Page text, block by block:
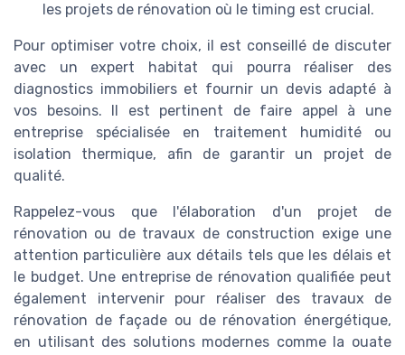
les projets de rénovation où le timing est crucial.
Pour optimiser votre choix, il est conseillé de discuter
avec un expert habitat qui pourra réaliser des
diagnostics immobiliers et fournir un devis adapté à
vos besoins. Il est pertinent de faire appel à une
entreprise spécialisée en traitement humidité ou
isolation thermique, afin de garantir un projet de
qualité.
Rappelez-vous que l'élaboration d'un projet de
rénovation ou de travaux de construction exige une
attention particulière aux détails tels que les délais et
le budget. Une entreprise de rénovation qualifiée peut
également intervenir pour réaliser des travaux de
rénovation de façade ou de rénovation énergétique,
en utilisant des solutions modernes comme la ouate